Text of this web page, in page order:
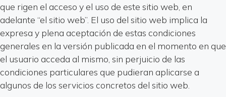
que rigen el acceso y el uso de este sitio web, en
adelante “el sitio web”. El uso del sitio web implica la
expresa y plena aceptación de estas condiciones
generales en la versión publicada en el momento en que
el usuario acceda al mismo, sin perjuicio de las
condiciones particulares que pudieran aplicarse a
algunos de los servicios concretos del sitio web.